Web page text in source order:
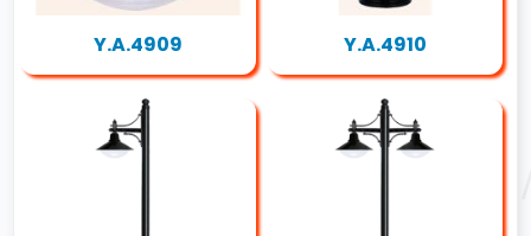
Y.A.4909 Y.A.4910